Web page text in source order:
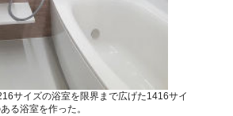
サイズの浴室を限界まで広げた1416サイ
る浴室を作った。